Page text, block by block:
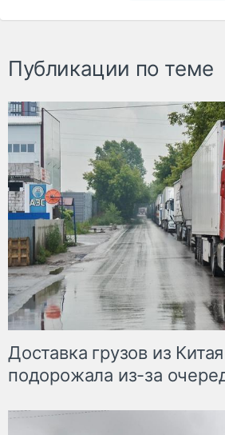
Публикации по теме
Доставка грузов из
подорожала из-за